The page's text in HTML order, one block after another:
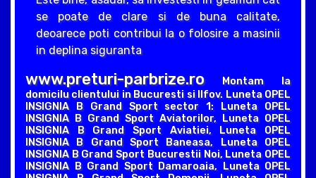
se poate de clare si de buna calitate,
deoarece poti contribui la o folosire a masinii
in deplina siguranta
www.preturi-parbrize.roMontam la
domicilu clientului in Bucuresti si Ilfov. Luneta OPEL
INSIGNIA B Grand Sport sector 1: Luneta OPEL
INSIGNIA B Grand Sport Aviatorilor, Luneta OPEL
INSIGNIA B Grand Sport Aviatiei, Luneta OPEL
INSIGNIA B Grand Sport Baneasa, Luneta OPEL
INSIGNIA B Grand Sport Bucurestii Noi, Luneta OPEL
INSIGNIA B Grand Sport Damaroaia, Luneta OPEL